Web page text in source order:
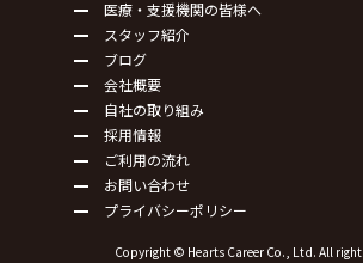
医療・支援機関の皆様へ
スタッフ紹介
ブログ
会社概要
自社の取り組み
採用情報
ご利用の流れ
お問い合わせ
プライバシーポリシー
Copyright © Hearts Career Co., Ltd. All